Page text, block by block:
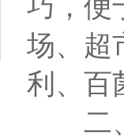
巧，便
场、超
利、百
二、